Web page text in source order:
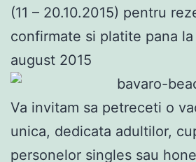
(11 – 20.10.2015) pentru
confirmate si platite pana la
august 2015
Va invitam sa petreceti o
unica, dedicata adultilor,
personelor singles sau